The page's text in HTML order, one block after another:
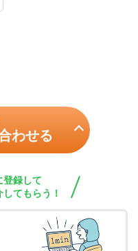
わせる
登録して
てもらう！